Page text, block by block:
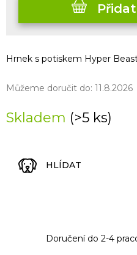
Skladem (>5 ks)
Můžeme doručit do: 11.8.2026
Hrnek s potiskem Hyper
HLÍDAT
Doručení do 2-4